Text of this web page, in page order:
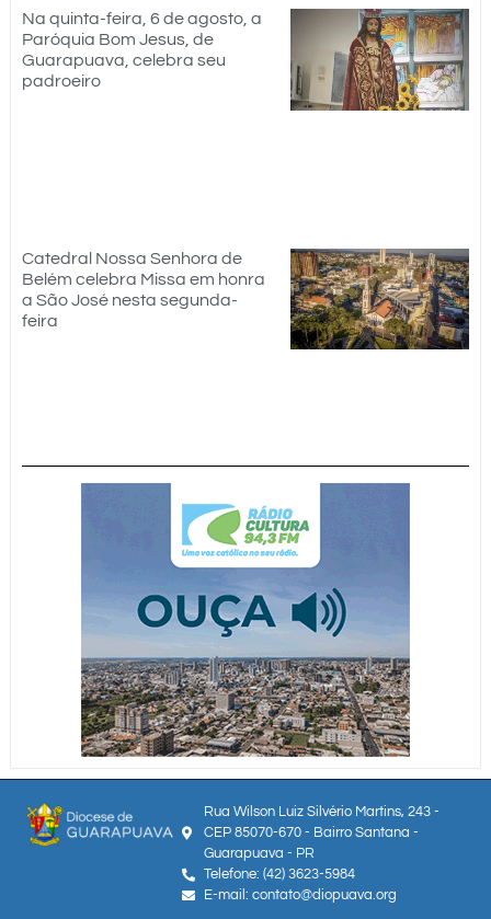
Na quinta-feira, 6 de agosto, a
Paróquia Bom Jesus, de
Guarapuava, celebra seu
padroeiro
Catedral Nossa Senhora de
Belém celebra Missa em honra
a São José nesta segunda-
feira
Rua Wilson Luiz Silvério Martins, 243 -
CEP 85070-670 - Bairro Santana -
Guarapuava - PR
Telefone: (42) 3623-5984
E-mail: contato@diopuava.org